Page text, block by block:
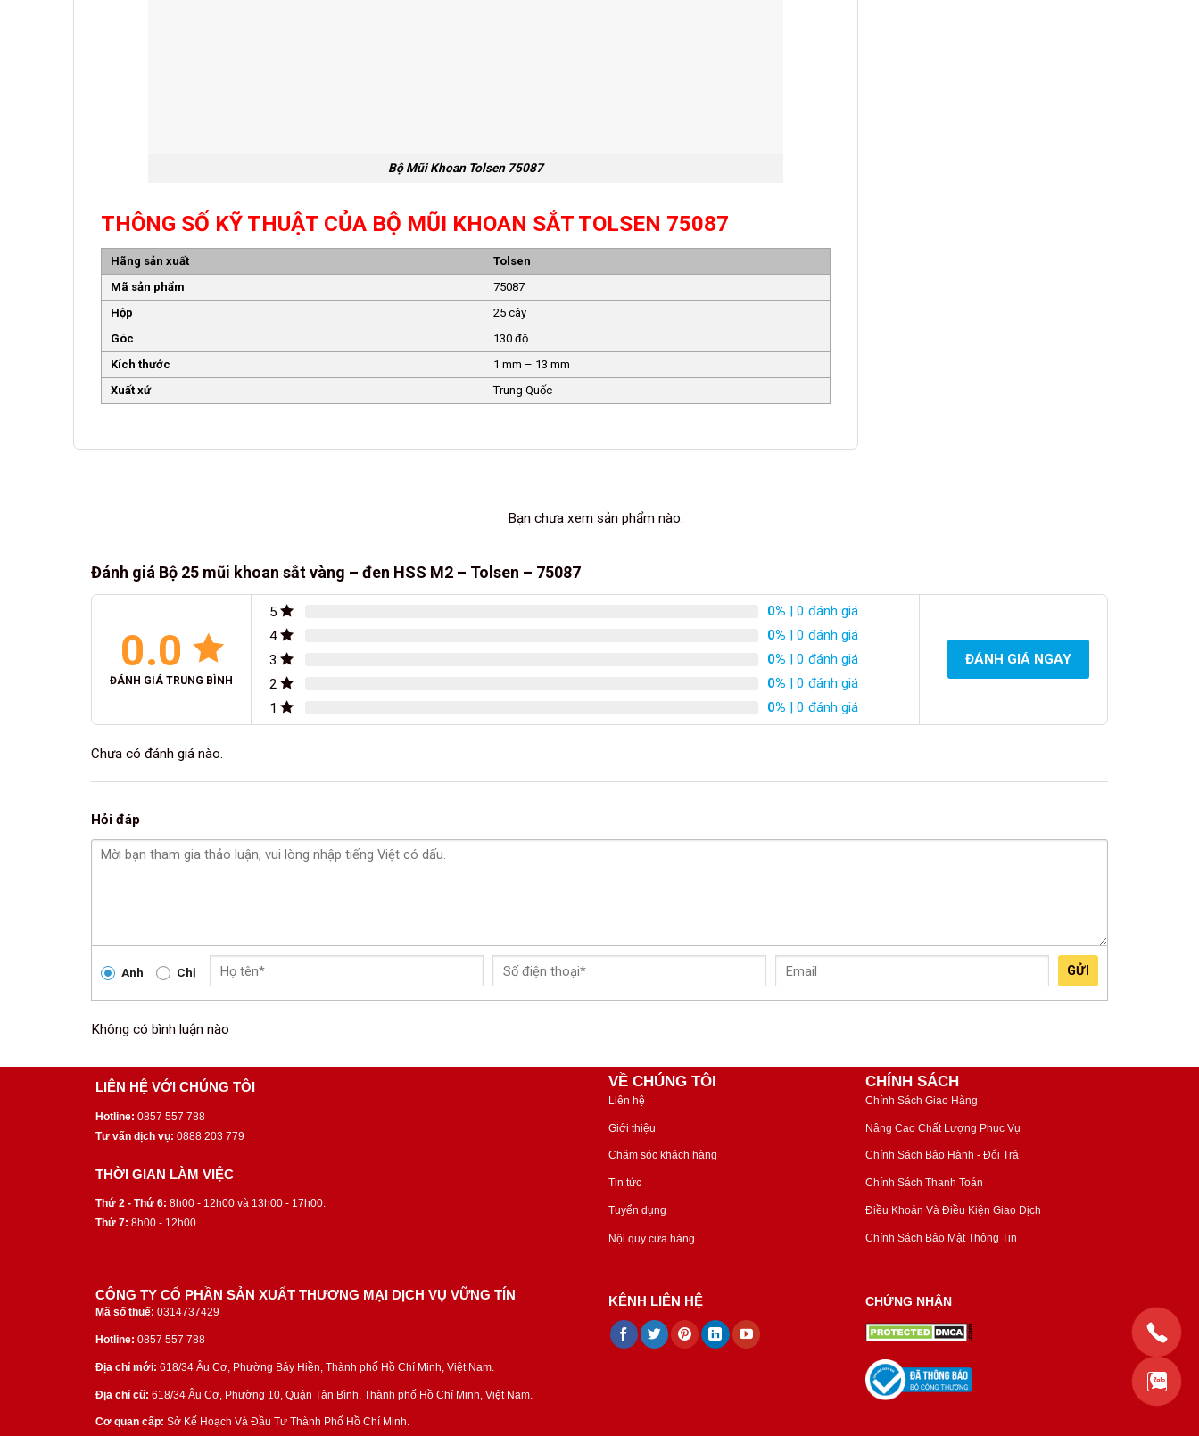
Bộ Mũi Khoan Tolsen 75087
THÔNG SỐ KỸ THUẬT CỦA BỘ MŨI KHOAN SẮT TOLSEN 75087
Hãng sản xuất
Tolsen
Mã sản phẩm
75087
Hộp
25 cây
Góc
130 độ
Kích thước
1 mm – 13 mm
Xuất xứ
Trung Quốc
Bạn chưa xem sản phẩm nào.
Đánh giá Bộ 25 mũi khoan sắt vàng – đen HSS M2 – Tolsen – 75087
0.0
ĐÁNH GIÁ TRUNG BÌNH
5 0% | 0 đánh giá
4
0% | 0 đánh giá
3
0% | 0 đánh giá
2
0% | 0 đánh giá
1
0% | 0 đánh giá
ĐÁNH GIÁ NGAY
Chưa có đánh giá nào.
Hỏi đáp
Anh Chị GỬI
Không có bình luận nào
LIÊN HỆ VỚI CHÚNG TÔI
Hotline: 0857 557 788
Tư vấn dịch vụ: 0888 203 779
THỜI GIAN LÀM VIỆC
Thứ 2 - Thứ 6: 8h00 - 12h00 và 13h00 - 17h00.
Thứ 7: 8h00 - 12h00.
VỀ CHÚNG TÔI
Liên hệ
Giới thiệu
Chăm sóc khách hàng
Tin tức
Tuyển dụng
Nội quy cửa hàng
CHÍNH SÁCH
Chính Sách Giao Hàng
Nâng Cao Chất Lượng Phục Vụ
Chính Sách Bảo Hành - Đổi Trả
Chính Sách Thanh Toán
Điều Khoản Và Điều Kiện Giao Dịch
Chính Sách Bảo Mật Thông Tin
CÔNG TY CỔ PHẦN SẢN XUẤT THƯƠNG MẠI DỊCH VỤ VỮNG TÍN
Mã số thuế: 0314737429
Hotline: 0857 557 788
Địa chỉ mới: 618/34 Âu Cơ, Phường Bảy Hiền, Thành phố Hồ Chí Minh, Việt Nam.
Địa chỉ cũ: 618/34 Âu Cơ, Phường 10, Quận Tân Bình, Thành phố Hồ Chí Minh, Việt Nam.
Cơ quan cấp: Sở Kế Hoạch Và Đầu Tư Thành Phố Hồ Chí Minh.
KÊNH LIÊN HỆ CHỨNG NHẬN